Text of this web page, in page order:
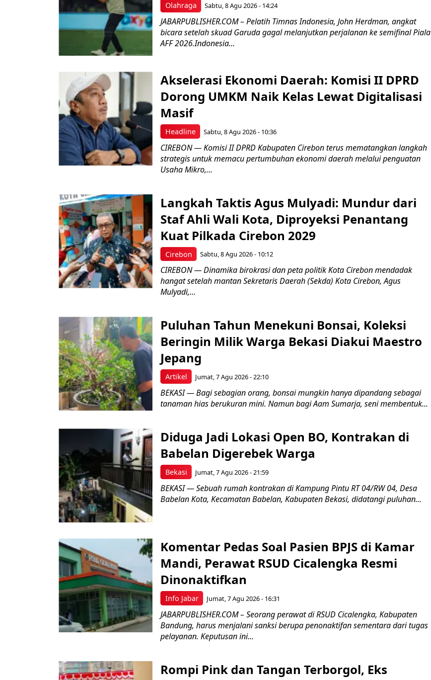
Olahraga Sabtu, 8 Agu 2026 - 14:24
JABARPUBLISHER.COM – Pelatih Timnas Indonesia, John Herdman, angkat
bicara setelah skuad Garuda gagal melanjutkan perjalanan ke semifinal Piala
AFF 2026.Indonesia...
Headline
Akselerasi Ekonomi Daerah: Komisi II DPRD
Dorong UMKM Naik Kelas Lewat Digitalisasi
Masif
Sabtu, 8 Agu 2026 - 10:36
CIREBON — Komisi II DPRD Kabupaten Cirebon terus mematangkan langkah
strategis untuk memacu pertumbuhan ekonomi daerah melalui penguatan
Usaha Mikro,...
Cirebon
Langkah Taktis Agus Mulyadi: Mundur dari
Staf Ahli Wali Kota, Diproyeksi Penantang
Kuat Pilkada Cirebon 2029
Sabtu, 8 Agu 2026 - 10:12
CIREBON — Dinamika birokrasi dan peta politik Kota Cirebon mendadak
hangat setelah mantan Sekretaris Daerah (Sekda) Kota Cirebon, Agus
Mulyadi,...
Artikel
Puluhan Tahun Menekuni Bonsai, Koleksi
Beringin Milik Warga Bekasi Diakui Maestro
Jepang
Jumat, 7 Agu 2026 - 22:10
BEKASI — Bagi sebagian orang, bonsai mungkin hanya dipandang sebagai
tanaman hias berukuran mini. Namun bagi Aam Sumarja, seni membentuk...
Bekasi
Diduga Jadi Lokasi Open BO, Kontrakan di
Babelan Digerebek Warga
Jumat, 7 Agu 2026 - 21:59
BEKASI — Sebuah rumah kontrakan di Kampung Pintu RT 04/RW 04, Desa
Babelan Kota, Kecamatan Babelan, Kabupaten Bekasi, didatangi puluhan...
Info Jabar
Komentar Pedas Soal Pasien BPJS di Kamar
Mandi, Perawat RSUD Cicalengka Resmi
Dinonaktifkan
Jumat, 7 Agu 2026 - 16:31
JABARPUBLISHER.COM – Seorang perawat di RSUD Cicalengka, Kabupaten
Bandung, harus menjalani sanksi berupa penonaktifan sementara dari tugas
pelayanan. Keputusan ini...
Rompi Pink dan Tangan Terborgol, Eks